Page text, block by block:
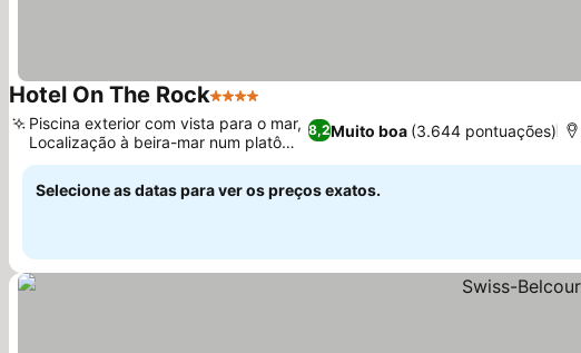
Hotel On The Rock4 Estrelas
8,2Muito boa (3.644 pontuações)
Piscina exterior com vista para o mar,
Localização à beira-mar num platô
rochoso
Selecione as datas para ver os preços exatos.